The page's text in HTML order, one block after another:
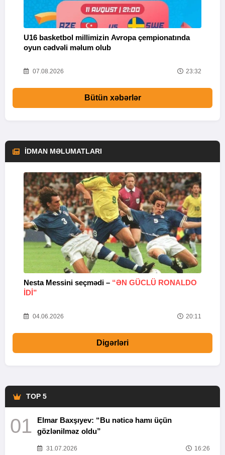
U16 basketbol millimizin Avropa çempionatında
oyun cədvəli məlum olub
07.08.2026 23:32
Bütün xəbərlər
İDMAN MƏLUMATLARI
Nesta Messini seçmədi – “ƏN GÜCLÜ RONALDO
IDI”
04.06.2026 20:11
Digərləri
TOP 5
01
Elmar Baxşıyev: “Bu nəticə hamı üçün
gözlənilməz oldu”
31.07.2026 16:26